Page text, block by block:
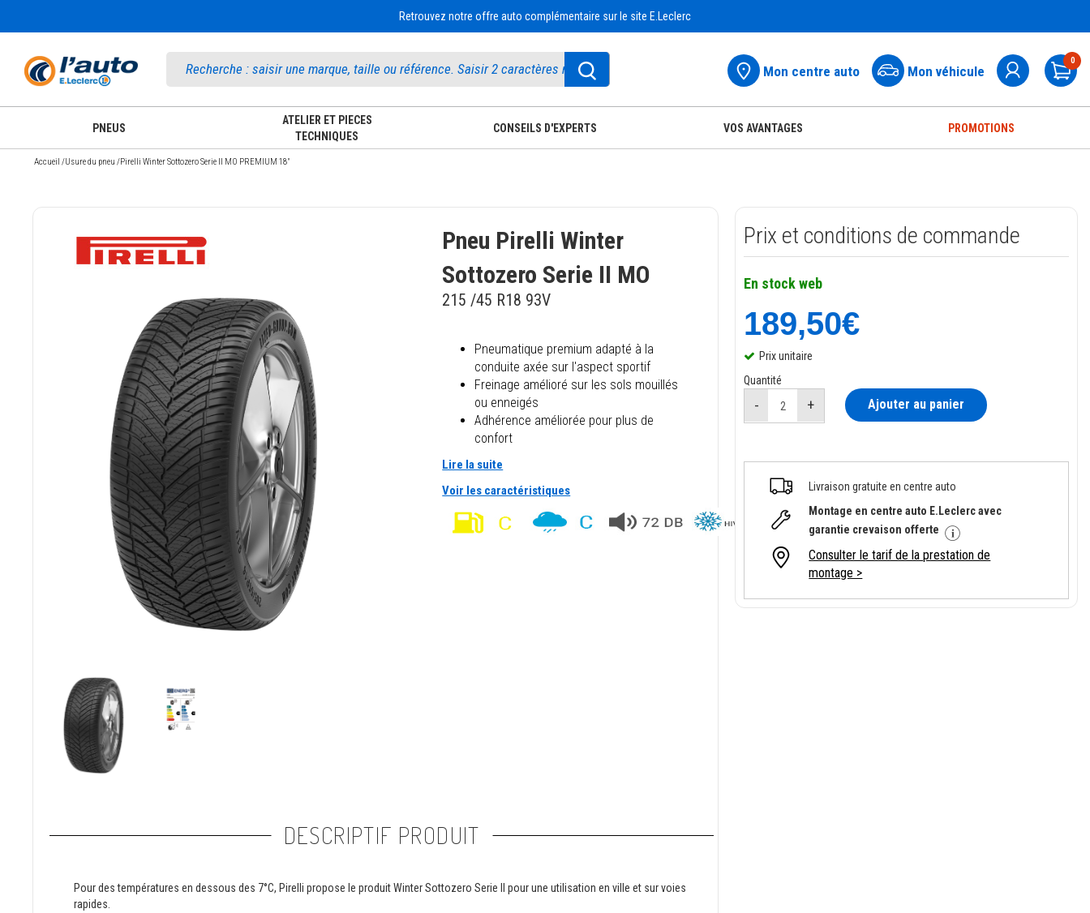
Retrouvez notre offre auto complémentaire sur le site E.Leclerc
Mon centre auto Mon véhicule
0
PNEUS
ATELIER ET PIECES
TECHNIQUES
CONSEILS D'EXPERTS VOS AVANTAGES PROMOTIONS
Accueil /Usure du pneu /Pirelli Winter Sottozero Serie II MO PREMIUM 18"
Pneu Pirelli Winter
Sottozero Serie II MO
215 /45 R18 93V
Pneumatique premium adapté à la
conduite axée sur l'aspect sportif
Freinage amélioré sur les sols mouillés
ou enneigés
Adhérence améliorée pour plus de
confort
Lire la suite
Voir les caractéristiques
DESCRIPTIF PRODUIT
Pour des températures en dessous des 7°C, Pirelli propose le produit Winter Sottozero Serie II pour une utilisation en ville et sur voies
rapides.
Prix et conditions de commande
En stock web
189,50€
Prix unitaire
Quantité
Ajouter au panier
Livraison gratuite en centre auto
Montage en centre auto E.Leclerc avec
garantie crevaison offerte
Consulter le tarif de la prestation de
montage >